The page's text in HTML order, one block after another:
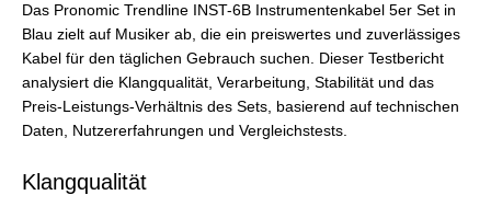
Das Pronomic Trendline INST-6B Instrumentenkabel 5er Set in
Blau zielt auf Musiker ab, die ein preiswertes und zuverlässiges
Kabel für den täglichen Gebrauch suchen. Dieser Testbericht
analysiert die Klangqualität, Verarbeitung, Stabilität und das
Preis-Leistungs-Verhältnis des Sets, basierend auf technischen
Daten, Nutzererfahrungen und Vergleichstests.
Klangqualität